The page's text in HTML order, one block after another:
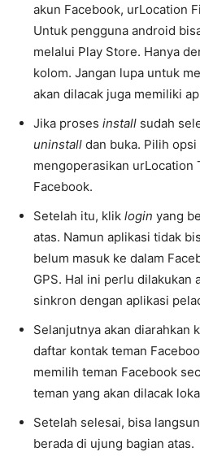
akun Facebook, urLocation
Untuk pengguna android
melalui Play Store. Hanya
kolom. Jangan lupa untuk
akan dilacak juga memiliki
Jika proses install sudah
uninstall dan buka. Pilih
mengoperasikan urLocation
Facebook.
Setelah itu, klik login yang
atas. Namun aplikasi tidak
belum masuk ke dalam
GPS. Hal ini perlu dilakukan
sinkron dengan aplikasi
Selanjutnya akan diarahkan
daftar kontak teman
memilih teman Facebook
teman yang akan dilacak
Setelah selesai, bisa
berada di ujung bagian atas.